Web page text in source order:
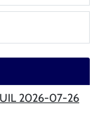
2026-07-26